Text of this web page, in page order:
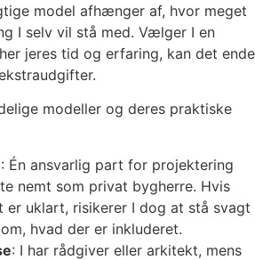
model afhænger af, hvor meget
I selv vil stå med. Vælger I en
jeres tid og erfaring, kan det ende
modeller og deres praktiske
: Én ansvarlig part for projektering
nemt som privat bygherre. Hvis
er uklart, risikerer I dog at stå svagt
hvad der er inkluderet.
: I har rådgiver eller arkitekt, mens